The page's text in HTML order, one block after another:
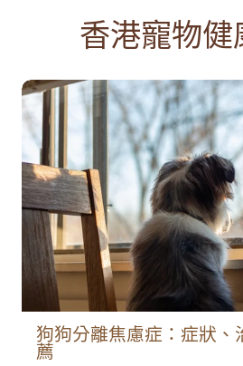
香港寵物健
狗狗分離焦慮症：症狀、
薦